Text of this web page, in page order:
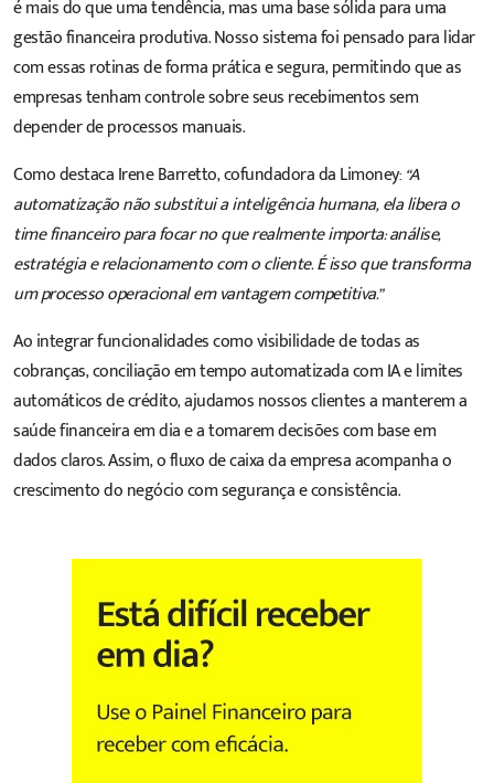
é mais do que uma tendência, mas uma base sólida para uma
gestão financeira produtiva. Nosso sistema foi pensado para lidar
com essas rotinas de forma prática e segura, permitindo que as
empresas tenham controle sobre seus recebimentos sem
depender de processos manuais.
Como destaca Irene Barretto, cofundadora da Limoney:“A
automatização não substitui a inteligência humana, ela libera o
time financeiro para focar no que realmente importa: análise,
estratégia e relacionamento com o cliente. É isso que transforma
um processo operacional em vantagem competitiva.”
Ao integrar funcionalidades como visibilidade de todas as
cobranças, conciliação em tempo automatizada com IA e limites
automáticos de crédito, ajudamos nossos clientes a manterem a
saúde financeira em dia e a tomarem decisões com base em
dados claros. Assim, o fluxo de caixa da empresa acompanha o
crescimento do negócio com segurança e consistência.